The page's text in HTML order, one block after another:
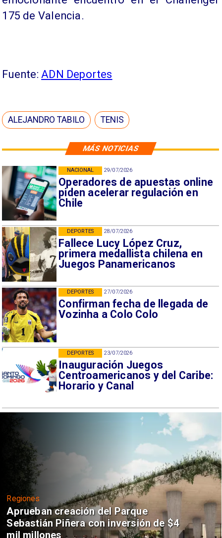
MÁS NOTICIAS
29/07/2026
Operadores de apuestas online
piden acelerar regulación en
Chile
NACIONAL
28/07/2026
Fallece Lucy López Cruz,
primera medallista chilena en
Juegos Panamericanos
DEPORTES
27/07/2026
Confirman fecha de llegada de
Vozinha a Colo Colo
DEPORTES
23/07/2026
Inauguración Juegos
Centroamericanos y del Caribe:
Horario y Canal
DEPORTES
175 de Valencia.
Fuente:ADN Deportes
ALEJANDRO TABILO TENIS
Regiones
Aprueban creación del Parque
Sebastián Piñera con inversión de $4
mil millones